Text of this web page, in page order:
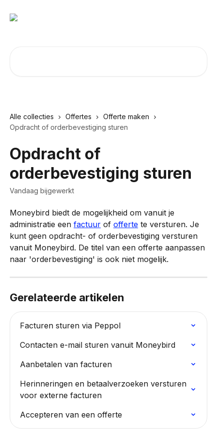
Alle collecties Offertes
Offerte maken
Opdracht of orderbevestiging sturen
Opdracht of
orderbevestiging sturen
Vandaag bijgewerkt
Moneybird biedt de mogelijkheid om vanuit je
administratie een factuur of offerte te versturen. Je
kunt geen opdracht- of orderbevestiging versturen
vanuit Moneybird. De titel van een offerte aanpassen
naar 'orderbevestiging' is ook niet mogelijk.
Gerelateerde artikelen
Facturen sturen via Peppol
Contacten e-mail sturen vanuit Moneybird
Aanbetalen van facturen
Herinneringen en betaalverzoeken versturen
voor externe facturen
Accepteren van een offerte